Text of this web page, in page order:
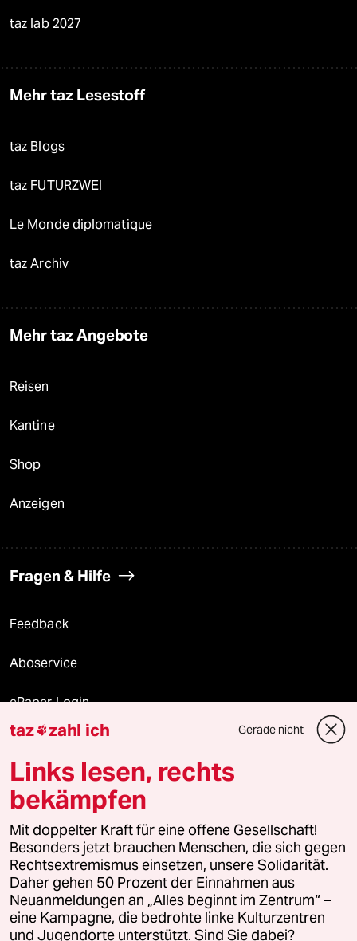
taz lab 2027
Mehr taz Lesestoff
taz Blogs
taz FUTURZWEI
Le Monde diplomatique
taz Archiv
Mehr taz Angebote
Reisen
Kantine
Shop
Anzeigen
Fragen & Hilfe
Feedback
Aboservice
ePaper Login
Downloads für Abonnierende
© 2026 taz Verlags und Vertriebs GmbH
Alle Rechte vorbehalten. Bei rechtlichen Fragen oder für Genehmigungen
wenden Sie sich bitte an
lizenzen@taz.de
Feedback Redaktionsstatut Kommune-Richtlinien
Leitlinie Informant Datenschutz Impressum AGB
taz zahl ich Gerade nicht
Links lesen, rechts
bekämpfen
Mit doppelter Kraft für eine offene Gesellschaft!
Besonders jetzt brauchen Menschen, die sich gegen
Rechtsextremismus einsetzen, unsere Solidarität.
Daher gehen 50 Prozent der Einnahmen aus
Neuanmeldungen an „Alles beginnt im Zentrum“ –
eine Kampagne, die bedrohte linke Kulturzentren
und Jugendorte unterstützt. Sind Sie dabei?